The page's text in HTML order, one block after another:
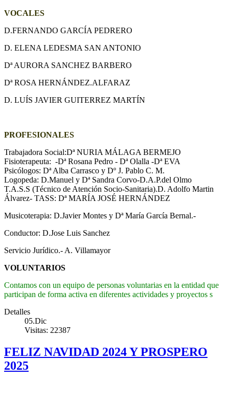
VOCALES
D.FERNANDO GARCÍA PEDRERO
D. ELENA LEDESMA SAN ANTONIO
Dª AURORA SANCHEZ BARBERO
Dª ROSA HERNÁNDEZ.ALFARAZ
D. LUÍS JAVIER GUITERREZ MARTÍN
PROFESIONALES
Trabajadora Social:Dª NURIA MÁLAGA BERMEJO
Fisioterapeuta: -Dª Rosana Pedro - Dª Olalla -Dª EVA
Psicólogos: Dª Alba Carrasco y Dº J. Pablo C. M.
Logopeda: D.Manuel y Dª Sandra Corvo-D.A.P.del Olmo
T.A.S.S (Técnico de Atención Socio-Sanitaria).D. Adolfo Martin
Álvarez- TASS: Dª MARÍA JOSÉ HERNÁNDEZ
Musicoterapia: D.Javier Montes y Dª María García Bernal.-
Conductor: D.Jose Luis Sanchez
Servicio Jurídico.- A. Villamayor
VOLUNTARIOS
Contamos con un equipo de personas voluntarias en la entidad que
participan de forma activa en diferentes actividades y proyectos s
Detalles
05.Dic
Visitas: 22387
FELIZ NAVIDAD 2024 Y PROSPERO
2025